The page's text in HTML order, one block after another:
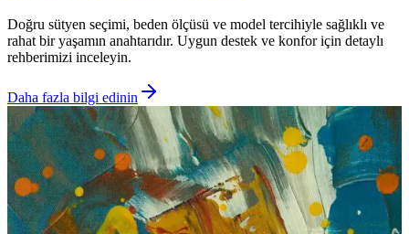
Doğru sütyen seçimi, beden ölçüsü ve model tercihiyle sağlıklı ve
rahat bir yaşamın anahtarıdır. Uygun destek ve konfor için detaylı
rehberimizi inceleyin.
Daha fazla bilgi edinin